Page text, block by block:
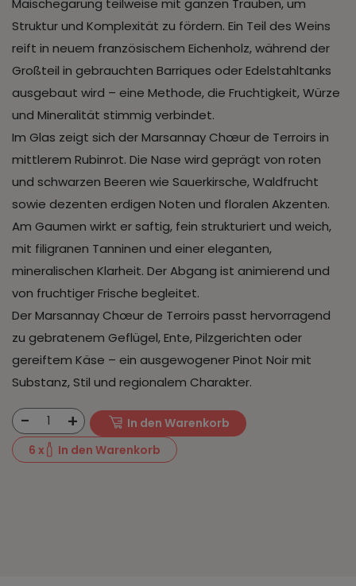
Struktur und Komplexität zu fördern. Ein Teil des Weins
reift in neuem französischem Eichenholz, während der
Großteil in gebrauchten Barriques oder Edelstahltanks
ausgebaut wird – eine Methode, die Fruchtigkeit, Würze
und Mineralität stimmig verbindet.
Im Glas zeigt sich der Marsannay Chœur de Terroirs in
mittlerem Rubinrot. Die Nase wird geprägt von roten
und schwarzen Beeren wie Sauerkirsche, Waldfrucht
sowie dezenten erdigen Noten und floralen Akzenten.
Am Gaumen wirkt er saftig, fein strukturiert und weich,
mit filigranen Tanninen und einer eleganten,
mineralischen Klarheit. Der Abgang ist animierend und
von fruchtiger Frische begleitet.
Der Marsannay Chœur de Terroirs passt hervorragend
zu gebratenem Geflügel, Ente, Pilzgerichten oder
gereiftem Käse – ein ausgewogener Pinot Noir mit
Substanz, Stil und regionalem Charakter.
- 1 +
In den Warenkorb
6 x In den Warenkorb